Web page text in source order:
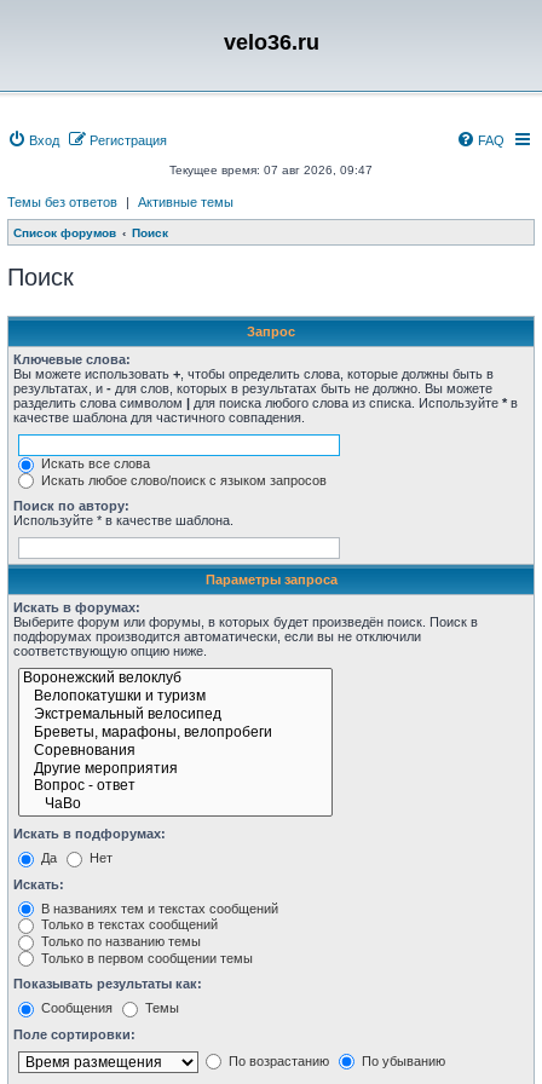
velo36.ru
Вход Регистрация FAQ
Текущее время: 07 авг 2026, 09:47
Темы без ответов | Активные темы
Список форумов Поиск
Поиск
Запрос
Ключевые слова:
Вы можете использовать + , чтобы определить слова, которые должны быть в
результатах, и - для слов, которых в результатах быть не должно. Вы можете
разделить слова символом | для поиска любого слова из списка. Используйте * в
качестве шаблона для частичного совпадения.
Искать все слова
Искать любое слово/поиск с языком запросов
Поиск по автору:
Используйте * в качестве шаблона.
Параметры запроса
Искать в форумах:
Выберите форум или форумы, в которых будет произведён поиск. Поиск в
подфорумах производится автоматически, если вы не отключили
соответствующую опцию ниже.
Искать в подфорумах:
Да
Нет
Искать:
В названиях тем и текстах сообщений
Только в текстах сообщений
Только по названию темы
Только в первом сообщении темы
Показывать результаты как:
Сообщения
Темы
Поле сортировки:
По возрастанию
По убыванию